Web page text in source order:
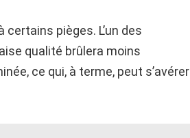
pièges. L’un des
qualité brûlera moins
ce qui, à terme, peut s’avérer